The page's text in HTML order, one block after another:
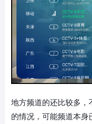
地方频道的还比较多，
的情况，可能频道本身